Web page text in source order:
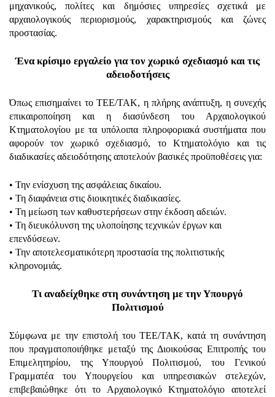
μηχανικούς, πολίτες και δημόσιες υπηρεσίες σχετικά με
αρχαιολογικούς περιορισμούς, χαρακτηρισμούς και ζώνες
προστασίας.
Ένα κρίσιμο εργαλείο για τον χωρικό σχεδιασμό και τις
αδειοδοτήσεις
Όπως επισημαίνει το ΤΕΕ/ΤΑΚ, η πλήρης ανάπτυξη, η συνεχής
επικαιροποίηση και η διασύνδεση του Αρχαιολογικού
Κτηματολογίου με τα υπόλοιπα πληροφοριακά συστήματα που
αφορούν τον χωρικό σχεδιασμό, το Κτηματολόγιο και τις
διαδικασίες αδειοδότησης αποτελούν βασικές προϋποθέσεις για:
• Την ενίσχυση της ασφάλειας δικαίου.
• Τη διαφάνεια στις διοικητικές διαδικασίες.
• Τη μείωση των καθυστερήσεων στην έκδοση αδειών.
• Τη διευκόλυνση της υλοποίησης τεχνικών έργων και
επενδύσεων.
• Την αποτελεσματικότερη προστασία της πολιτιστικής
κληρονομιάς.
Τι αναδείχθηκε στη συνάντηση με την Υπουργό
Πολιτισμού
Σύμφωνα με την επιστολή του ΤΕΕ/ΤΑΚ, κατά τη συνάντηση
που πραγματοποιήθηκε μεταξύ της Διοικούσας Επιτροπής του
Επιμελητηρίου, της Υπουργού Πολιτισμού, του Γενικού
Γραμματέα του Υπουργείου και υπηρεσιακών στελεχών,
επιβεβαιώθηκε ότι το Αρχαιολογικό Κτηματολόγιο αποτελεί